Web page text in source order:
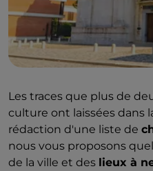
Les traces que plus de
culture ont laissées dans
rédaction d'une liste de
nous vous proposons
de la ville et des lieux à